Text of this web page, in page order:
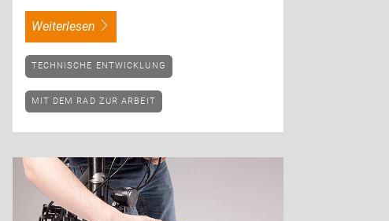
weiterlesen
TECHNISCHE ENTWICKLUNG
MIT DEM RAD ZUR ARBEIT